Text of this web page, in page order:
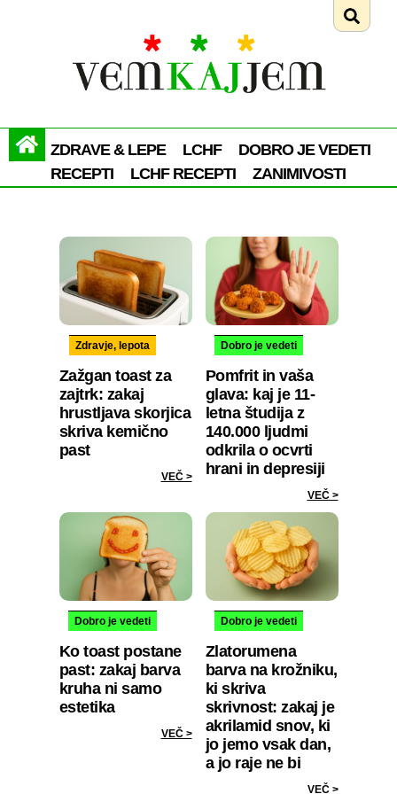
ZDRAVE & LEPE LCHF
DOBRO JE VEDETI
RECEPTI
LCHF RECEPTI ZANIMIVOSTI
Zdravje, lepota
Zažgan toast za
zajtrk: zakaj
hrustljava skorjica
skriva kemično
past
VEČ >
Dobro je vedeti
Pomfrit in vaša
glava: kaj je 11-
letna študija z
140.000 ljudmi
odkrila o ocvrti
hrani in depresiji
VEČ >
Dobro je vedeti
Ko toast postane
past: zakaj barva
kruha ni samo
estetika
VEČ >
Dobro je vedeti
Zlatorumena
barva na krožniku,
ki skriva
skrivnost: zakaj je
akrilamid snov, ki
jo jemo vsak dan,
a jo raje ne bi
VEČ >